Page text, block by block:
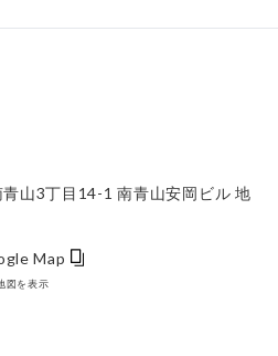
山3丁目14-1 南青山安岡ビル 地
Map
図を表示